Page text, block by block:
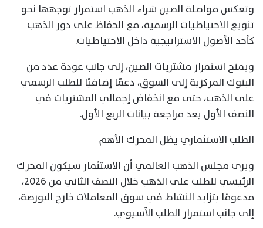
وتعكس مواصلة الصين شراء الذهب استمرار توجهها نحو
تنويع الاحتياطيات الرسمية، مع الحفاظ على دور الذهب
كأحد الأصول الاستراتيجية داخل الاحتياطيات.
ويمنح استمرار مشتريات الصين، إلى جانب عودة عدد من
البنوك المركزية إلى السوق، دعمًا إضافيًا للطلب الرسمي
على الذهب، حتى مع انخفاض إجمالي المشتريات في
النصف الأول بعد مراجعة بيانات الربع الأول.
الطلب الاستثماري يظل المحرك الأهم
ويرى مجلس الذهب العالمي أن الاستثمار سيكون المحرك
الرئيسي للطلب على الذهب خلال النصف الثاني من 2026،
مدعومًا بتزايد النشاط في سوق المعاملات خارج البورصة،
إلى جانب استمرار الطلب الآسيوي.